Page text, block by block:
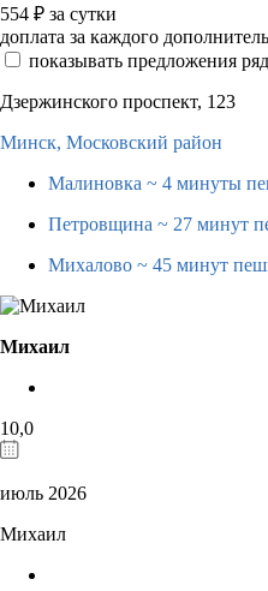
554 ₽ за сутки
доплата за каждого
показывать предложения
Дзержинского проспект, 123
Минск, Московский район
Малиновка ~ 4 минуты
Петровщина ~ 27 минут
Михалово ~ 45 минут
Михаил
10,0
июль 2026
Михаил